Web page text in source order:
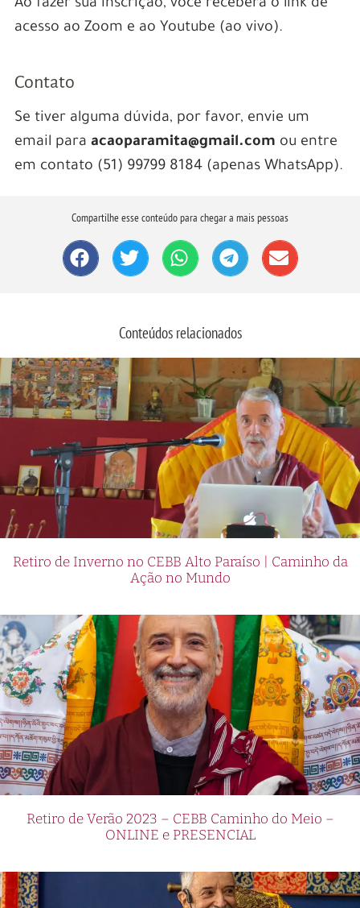
Ao fazer sua inscrição, você receberá o link de
acesso ao Zoom e ao Youtube (ao vivo).
Contato
Se tiver alguma dúvida, por favor, envie um
email para acaoparamita@gmail.com ou entre
em contato (51) 99799 8184 (apenas WhatsApp).
Compartilhe esse conteúdo para chegar a mais pessoas
Conteúdos relacionados
Retiro de Inverno no CEBB Alto Paraíso | Caminho da
Ação no Mundo
Retiro de Verão 2023 – CEBB Caminho do Meio –
ONLINE e PRESENCIAL